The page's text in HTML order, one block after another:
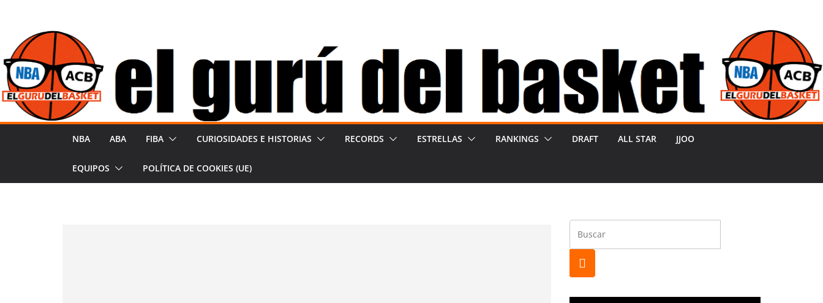
contenido
NBA ABA FIBA CURIOSIDADES E HISTORIAS RECORDS ESTRELLAS RANKINGS DRAFT ALL STAR JJOO
EQUIPOS POLÍTICA DE COOKIES (UE)